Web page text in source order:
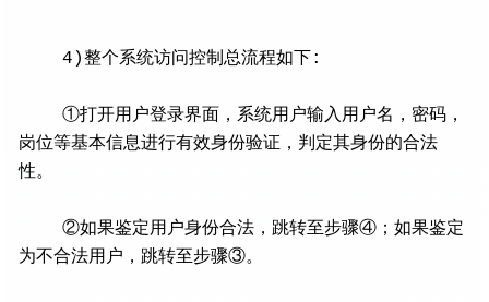
4)整个系统访问控制总流程如下:
①打开用户登录界面，系统用户输入用户名，密码，
岗位等基本信息进行有效身份验证，判定其身份的合法
性。
②如果鉴定用户身份合法，跳转至步骤④；如果鉴定
为不合法用户，跳转至步骤③。